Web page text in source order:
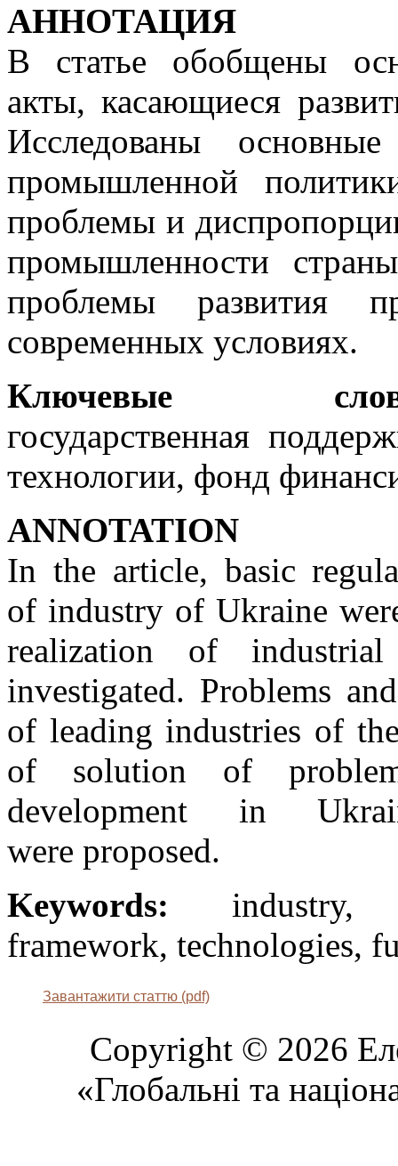
АННОТАЦИЯ
В статье обобщены
акты, касающиеся
Исследованы
промышленной
проблемы и
промышленности
проблемы развития
современных условиях.
Ключевые
государственная
технологии, фонд
ANNOTATION
In the article, basic
of industry of Ukraine
realization of
investigated. Problems
of leading industries of
of solution of
development in
were proposed.
Keywords: industry,
framework, technologies,
Завантажити статтю (pdf)
Copyright © 2026
«Глобальні та